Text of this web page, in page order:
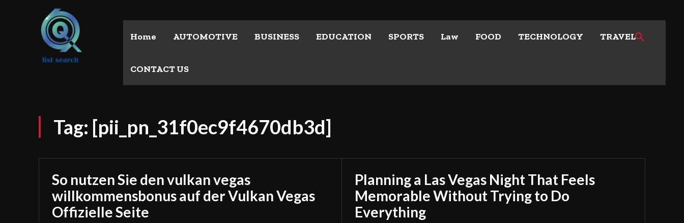
Home AUTOMOTIVE BUSINESS EDUCATION SPORTS Law FOOD TECHNOLOGY TRAVEL
CONTACT US
Tag: [pii_pn_31f0ec9f4670db3d]
So nutzen Sie den vulkan vegas
willkommensbonus auf der Vulkan Vegas
Offizielle Seite
Planning a Las Vegas Night That Feels
Memorable Without Trying to Do
Everything